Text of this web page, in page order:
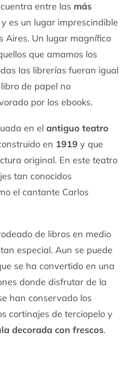
entre las más
y es un lugar imprescindible
Aires. Un lugar magnífico
que amamos los
las librerías fueran igual
de papel no
por los ebooks.
en el antiguo teatro
en 1919 y que
original. En este teatro
tan conocidos
el cantante Carlos
de libros en medio
especial. Aun se puede
se ha convertido en una
donde disfrutar de la
han conservado los
cortinajes de terciopelo y
decorada con frescos.